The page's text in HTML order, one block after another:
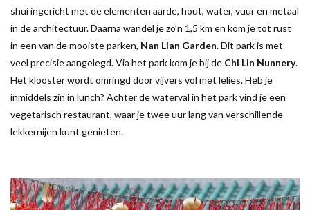
shui ingericht met de elementen aarde, hout, water, vuur en metaal
in de architectuur. Daarna wandel je zo’n 1,5 km en kom je tot rust
in een van de mooiste parken, Nan Lian Garden. Dit park is met
veel precisie aangelegd. Via het park kom je bij de Chi Lin Nunnery.
Het klooster wordt omringd door vijvers vol met lelies. Heb je
inmiddels zin in lunch? Achter de waterval in het park vind je een
vegetarisch restaurant, waar je twee uur lang van verschillende
lekkernijen kunt genieten.